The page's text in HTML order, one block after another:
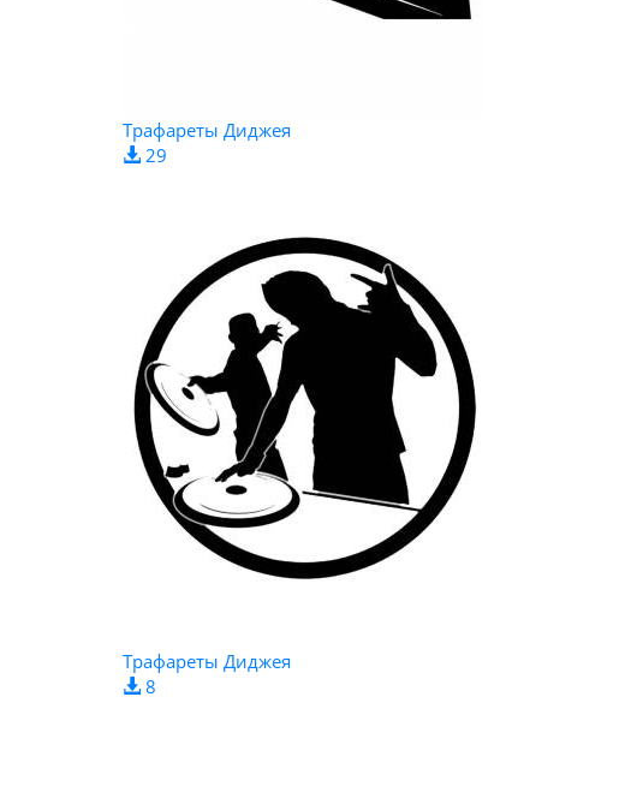
Трафареты Диджея
29
Трафареты Диджея
8